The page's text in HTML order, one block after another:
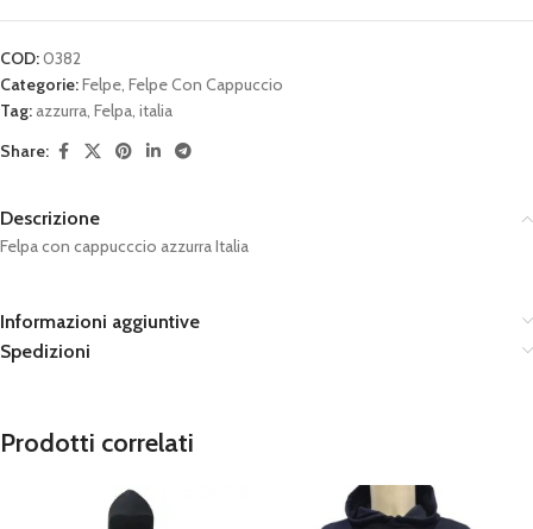
COD:0382
Categorie:Felpe, Felpe Con Cappuccio
Tag: azzurra, Felpa, italia
Share:
Descrizione
Felpa con cappucccio azzurra Italia
Informazioni aggiuntive
Spedizioni
Prodotti correlati